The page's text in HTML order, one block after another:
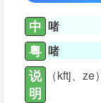
中 啫
粤 啫
说
明
（kftj、